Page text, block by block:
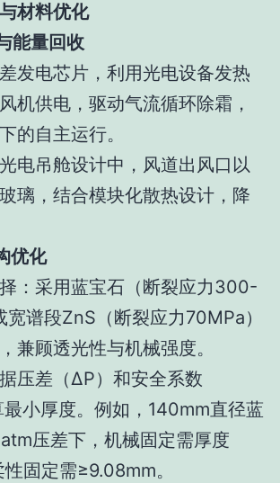
材料优化
能量回收
发电芯片，利用光电设备发热
机供电，驱动气流循环除霜，
的自主运行。
电吊舱设计中，风道出风口以
璃，结合模块化散热设计，降
优化
：采用蓝宝石（断裂应力300-
谱段ZnS（断裂应力70MPa）
兼顾透光性与机械强度。
压差（ΔP）和安全系数
最小厚度。例如，140mm直径蓝
压差下，机械固定需厚度
固定需≥9.08mm。